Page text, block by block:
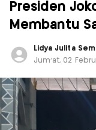
Presiden
Membantu
Lidya Julita
Jum'at, 02